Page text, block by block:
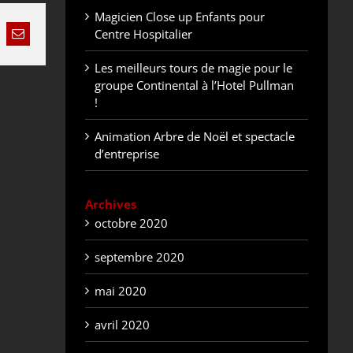
Email
Magicien Close up Enfants pour
Centre Hospitalier
Les meilleurs tours de magie pour le
groupe Continental à l’Hotel Pullman
!
Animation Arbre de Noël et spectacle
d’entreprise
Archives
octobre 2020
septembre 2020
mai 2020
avril 2020